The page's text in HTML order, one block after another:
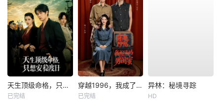
天生顶级命格，只想安稳度日
已完结
穿越1996，我成了我妈男闺蜜
已完结
异林：秘境寻踪
HD